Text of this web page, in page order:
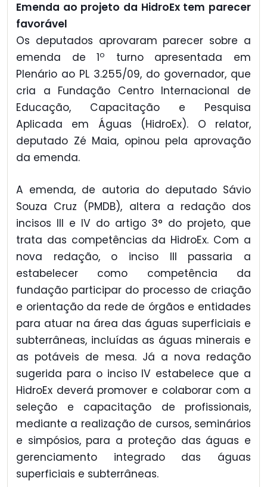
Emenda ao projeto da HidroEx tem parecer
favorável
Os deputados aprovaram parecer sobre a
emenda de 1o
turno apresentada em
Plenário ao PL 3.255/09, do governador, que
cria a Fundação Centro Internacional de
Educação, Capacitação e Pesquisa
Aplicada em Águas (HidroEx). O relator,
deputado Zé Maia, opinou pela aprovação
da emenda.
A emenda, de autoria do deputado Sávio
Souza Cruz (PMDB), altera a redação dos
incisos III e IV do artigo 3° do projeto, que
trata das competências da HidroEx. Com a
nova redação, o inciso III passaria a
estabelecer como competência da
fundação participar do processo de criação
e orientação da rede de órgãos e entidades
para atuar na área das águas superficiais e
subterrâneas, incluídas as águas minerais e
as potáveis de mesa. Já a nova redação
sugerida para o inciso IV estabelece que a
HidroEx deverá promover e colaborar com a
seleção e capacitação de profissionais,
mediante a realização de cursos, seminários
e simpósios, para a proteção das águas e
gerenciamento integrado das águas
superficiais e subterrâneas.